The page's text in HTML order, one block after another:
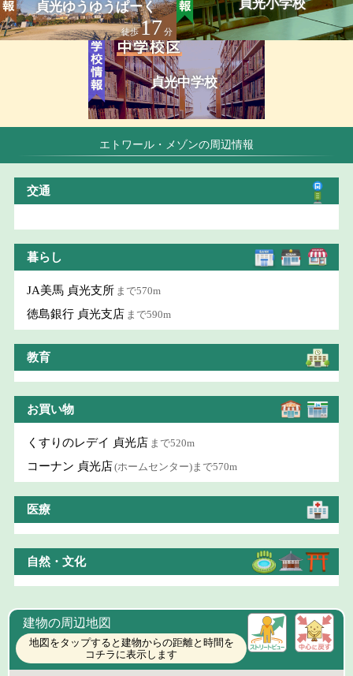
貞光ゆうゆうぱーく
徒歩17分
貞光小学校
貞光中学校
エトワール・メゾンの周辺情報
交通
暮らし
JA美馬 貞光支所 まで570m
徳島銀行 貞光支店 まで590m
教育
お買い物
くすりのレデイ 貞光店 まで520m
コーナン 貞光店(ホームセンター)まで570m
医療
自然・文化
建物の周辺地図
地図をタップすると建物からの距離と時間を
コチラに表示します